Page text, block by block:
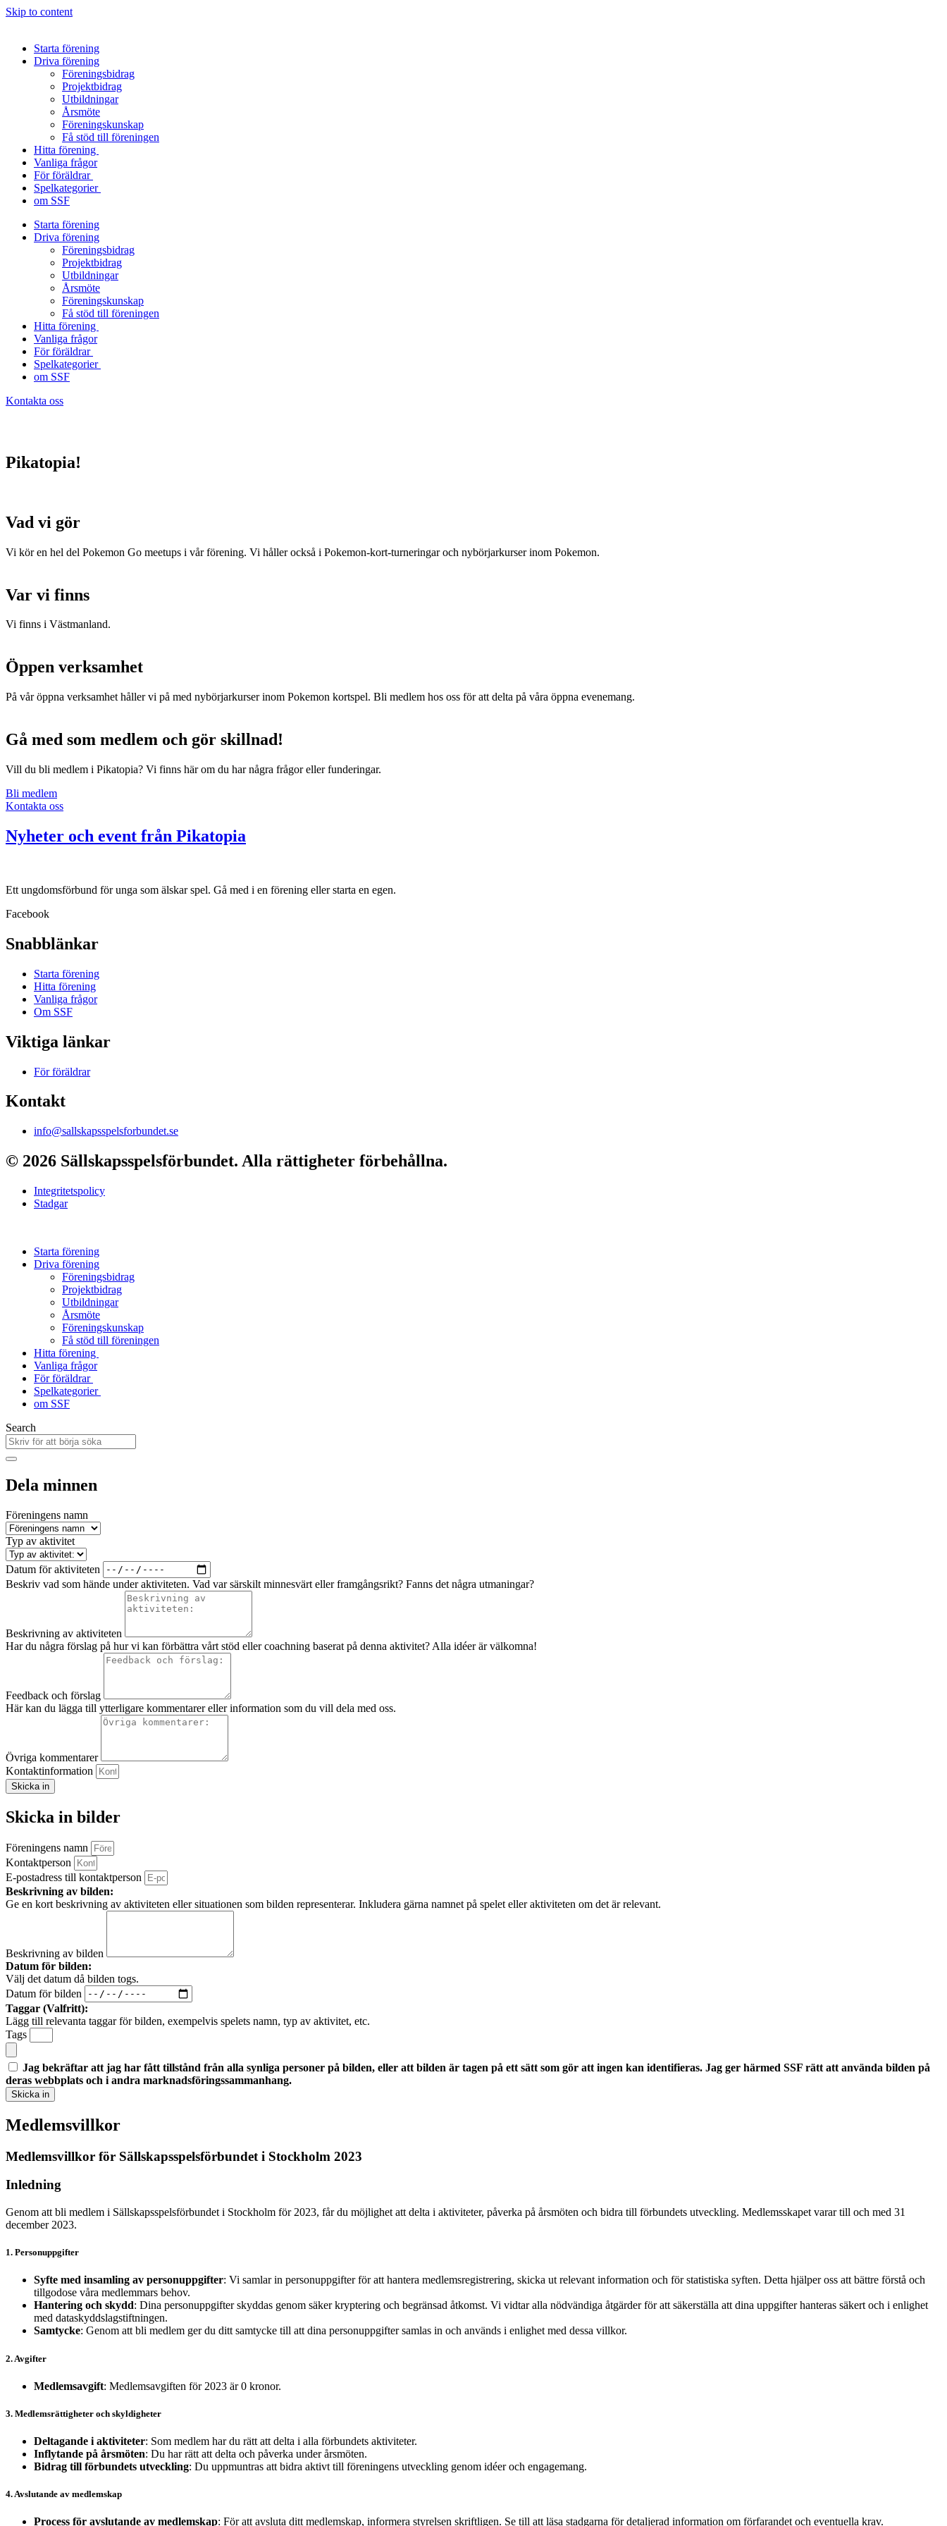
Skip to content
Starta förening
Driva förening
Föreningsbidrag
Projektbidrag
Utbildningar
Årsmöte
Föreningskunskap
Få stöd till föreningen
Hitta förening
Vanliga frågor
För föräldrar
Spelkategorier
om SSF
Starta förening
Driva förening
Föreningsbidrag
Projektbidrag
Utbildningar
Årsmöte
Föreningskunskap
Få stöd till föreningen
Hitta förening
Vanliga frågor
För föräldrar
Spelkategorier
om SSF
Kontakta oss
Pikatopia!
Vad vi gör
Vi kör en hel del Pokemon Go meetups i vår förening. Vi håller också i Pokemon-kort-turneringar och nybörjarkurser inom Pokemon.
Var vi finns
Vi finns i Västmanland.
Öppen verksamhet
På vår öppna verksamhet håller vi på med nybörjarkurser inom Pokemon kortspel. Bli medlem hos oss för att delta på våra öppna evenemang.
Gå med som medlem och gör skillnad!
Vill du bli medlem i Pikatopia? Vi finns här om du har några frågor eller funderingar.
Bli medlem
Kontakta oss
Nyheter och event från Pikatopia
Ett ungdomsförbund för unga som älskar spel. Gå med i en förening eller starta en egen.
Facebook
Snabblänkar
Starta förening
Hitta förening
Vanliga frågor
Om SSF
Viktiga länkar
För föräldrar
Kontakt
info@sallskapsspelsforbundet.se
© 2026 Sällskapsspelsförbundet. Alla rättigheter förbehållna.
Integritetspolicy
Stadgar
Starta förening
Driva förening
Föreningsbidrag
Projektbidrag
Utbildningar
Årsmöte
Föreningskunskap
Få stöd till föreningen
Hitta förening
Vanliga frågor
För föräldrar
Spelkategorier
om SSF
Search
Dela minnen
Föreningens namn
Typ av aktivitet
Datum för aktiviteten
Beskriv vad som hände under aktiviteten. Vad var särskilt minnesvärt eller framgångsrikt? Fanns det några utmaningar?
Beskrivning av aktiviteten
Har du några förslag på hur vi kan förbättra vårt stöd eller coachning baserat på denna aktivitet? Alla idéer är välkomna!
Feedback och förslag
Här kan du lägga till ytterligare kommentarer eller information som du vill dela med oss.
Övriga kommentarer
Kontaktinformation
Skicka in
Skicka in bilder
Föreningens namn
Kontaktperson
E-postadress till kontaktperson
Beskrivning av bilden:
Ge en kort beskrivning av aktiviteten eller situationen som bilden representerar. Inkludera gärna namnet på spelet eller aktiviteten om det är relevant.
Beskrivning av bilden
Datum för bilden:
Välj det datum då bilden togs.
Datum för bilden
Taggar (Valfritt):
Lägg till relevanta taggar för bilden, exempelvis spelets namn, typ av aktivitet, etc.
Tags
Jag bekräftar att jag har fått tillstånd från alla synliga personer på bilden, eller att bilden är tagen på ett sätt som gör att ingen kan identifieras. Jag ger härmed SSF rätt att använda bilden på
deras webbplats och i andra marknadsföringssammanhang.
Skicka in
Medlemsvillkor
Medlemsvillkor för Sällskapsspelsförbundet i Stockholm 2023
Inledning
Genom att bli medlem i Sällskapsspelsförbundet i Stockholm för 2023, får du möjlighet att delta i aktiviteter, påverka på årsmöten och bidra till förbundets utveckling. Medlemsskapet varar till och med 31
december 2023.
1. Personuppgifter
Syfte med insamling av personuppgifter: Vi samlar in personuppgifter för att hantera medlemsregistrering, skicka ut relevant information och för statistiska syften. Detta hjälper oss att bättre förstå och
tillgodose våra medlemmars behov.
Hantering och skydd: Dina personuppgifter skyddas genom säker kryptering och begränsad åtkomst. Vi vidtar alla nödvändiga åtgärder för att säkerställa att dina uppgifter hanteras säkert och i enlighet
med dataskyddslagstiftningen.
Samtycke: Genom att bli medlem ger du ditt samtycke till att dina personuppgifter samlas in och används i enlighet med dessa villkor.
2. Avgifter
Medlemsavgift: Medlemsavgiften för 2023 är 0 kronor.
3. Medlemsrättigheter och skyldigheter
Deltagande i aktiviteter: Som medlem har du rätt att delta i alla förbundets aktiviteter.
Inflytande på årsmöten: Du har rätt att delta och påverka under årsmöten.
Bidrag till förbundets utveckling: Du uppmuntras att bidra aktivt till föreningens utveckling genom idéer och engagemang.
4. Avslutande av medlemskap
Process för avslutande av medlemskap: För att avsluta ditt medlemskap, informera styrelsen skriftligen. Se till att läsa stadgarna för detaljerad information om förfarandet och eventuella krav.